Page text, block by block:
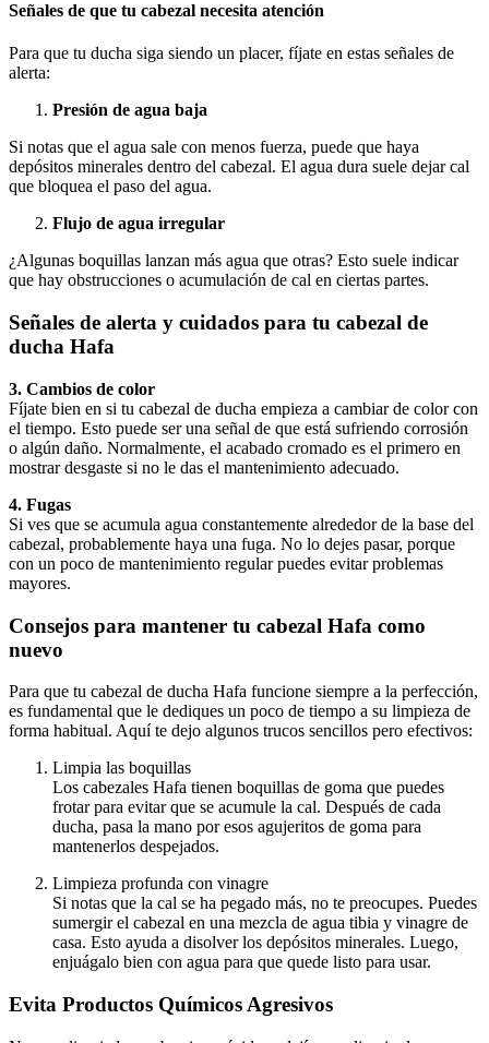
Señales de que tu cabezal necesita atención
Para que tu ducha siga siendo un placer, fíjate en estas señales de
alerta:
Presión de agua baja
Si notas que el agua sale con menos fuerza, puede que haya
depósitos minerales dentro del cabezal. El agua dura suele dejar cal
que bloquea el paso del agua.
Flujo de agua irregular
¿Algunas boquillas lanzan más agua que otras? Esto suele indicar
que hay obstrucciones o acumulación de cal en ciertas partes.
Señales de alerta y cuidados para tu cabezal de
ducha Hafa
3. Cambios de color
Fíjate bien en si tu cabezal de ducha empieza a cambiar de color con
el tiempo. Esto puede ser una señal de que está sufriendo corrosión
o algún daño. Normalmente, el acabado cromado es el primero en
mostrar desgaste si no le das el mantenimiento adecuado.
4. Fugas
Si ves que se acumula agua constantemente alrededor de la base del
cabezal, probablemente haya una fuga. No lo dejes pasar, porque
con un poco de mantenimiento regular puedes evitar problemas
mayores.
Consejos para mantener tu cabezal Hafa como
nuevo
Para que tu cabezal de ducha Hafa funcione siempre a la perfección,
es fundamental que le dediques un poco de tiempo a su limpieza de
forma habitual. Aquí te dejo algunos trucos sencillos pero efectivos:
Limpia las boquillas
Los cabezales Hafa tienen boquillas de goma que puedes
frotar para evitar que se acumule la cal. Después de cada
ducha, pasa la mano por esos agujeritos de goma para
mantenerlos despejados.
Limpieza profunda con vinagre
Si notas que la cal se ha pegado más, no te preocupes. Puedes
sumergir el cabezal en una mezcla de agua tibia y vinagre de
casa. Esto ayuda a disolver los depósitos minerales. Luego,
enjuágalo bien con agua para que quede listo para usar.
Evita Productos Químicos Agresivos